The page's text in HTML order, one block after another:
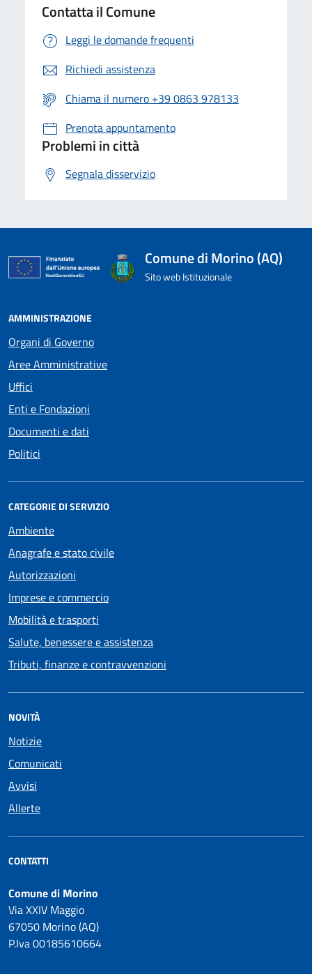
Contatta il Comune
Leggi le domande frequenti
Richiedi assistenza
Chiama il numero +39 0863 978133
Prenota appuntamento
Problemi in città
Segnala disservizio
Comune di Morino (AQ)
Sito web Istituzionale
AMMINISTRAZIONE
Organi di Governo
Aree Amministrative
Uffici
Enti e Fondazioni
Documenti e dati
Politici
CATEGORIE DI SERVIZIO
Ambiente
Anagrafe e stato civile
Autorizzazioni
Imprese e commercio
Mobilità e trasporti
Salute, benessere e assistenza
Tributi, finanze e contravvenzioni
NOVITÀ
Notizie
Comunicati
Avvisi
Allerte
CONTATTI
Comune di Morino
Via XXIV Maggio
67050 Morino (AQ)
P.Iva 00185610664